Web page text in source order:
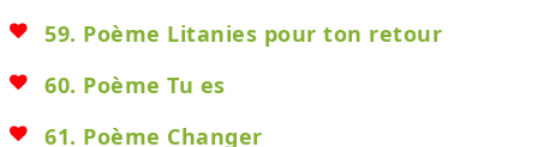
59. Poème Litanies pour ton retour
60. Poème Tu es
61. Poème Changer